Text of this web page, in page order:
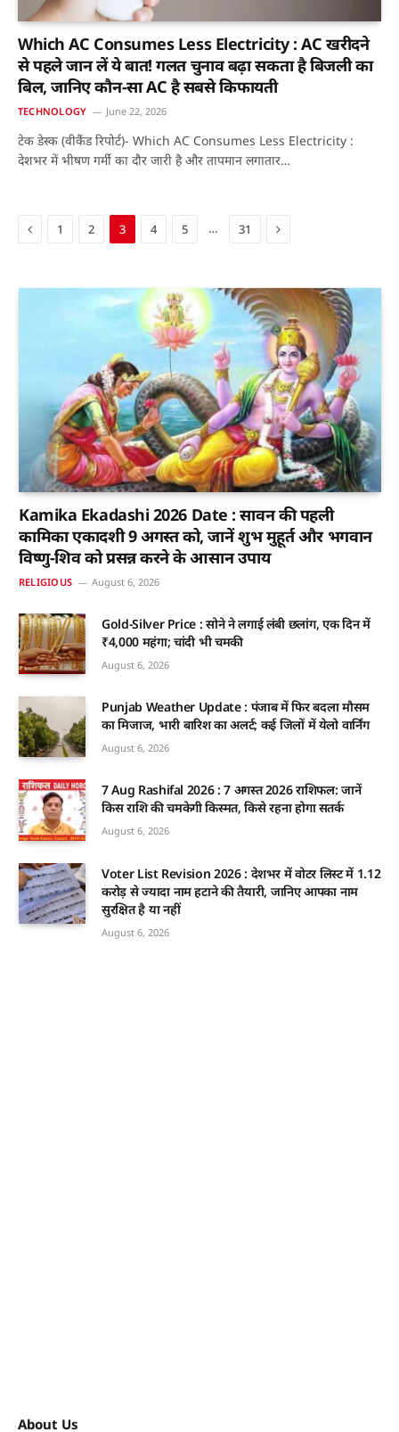
Which AC Consumes Less Electricity : AC खरीदने
से पहले जान लें ये बात! गलत चुनाव बढ़ा सकता है बिजली का
बिल, जानिए कौन-सा AC है सबसे किफायती
TECHNOLOGY June 22, 2026
टेक डेस्क (वीकैंड रिपोर्ट)- Which AC Consumes Less Electricity :
देशभर में भीषण गर्मी का दौर जारी है और तापमान लगातार…
Previous
1 2 3 4 5 … 31 Next
Kamika Ekadashi 2026 Date : सावन की पहली
कामिका एकादशी 9 अगस्त को, जानें शुभ मुहूर्त और भगवान
विष्णु-शिव को प्रसन्न करने के आसान उपाय
RELIGIOUS August 6, 2026
Gold-Silver Price : सोने ने लगाई लंबी छलांग, एक दिन में
₹4,000 महंगा; चांदी भी चमकी
August 6, 2026
Punjab Weather Update : पंजाब में फिर बदला मौसम
का मिजाज, भारी बारिश का अलर्ट; कई जिलों में येलो वार्निंग
August 6, 2026
7 Aug Rashifal 2026 : 7 अगस्त 2026 राशिफल: जानें
किस राशि की चमकेगी किस्मत, किसे रहना होगा सतर्क
August 6, 2026
Voter List Revision 2026 : देशभर में वोटर लिस्ट में 1.12
करोड़ से ज्यादा नाम हटाने की तैयारी, जानिए आपका नाम
सुरक्षित है या नहीं
August 6, 2026
About Us